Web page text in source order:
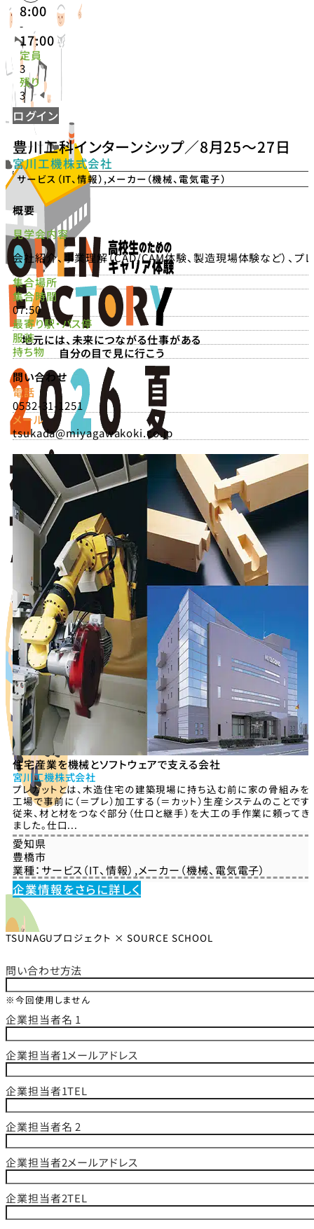
地元には、未来につながる仕事がある
自分の目で見に行こう
8:00
-
17:00
定員
3
残り
3
ログイン
豊川工科インターンシップ／8月25〜27日
宮川工機株式会社
サービス（IT、情報） ,メーカー（機械、電気電子）
概要
見学会内容
会社紹介、事業理解（CAD/CAM体験、製造現場体験など）、
集合場所
集合時間
07:50
最寄り駅・バス停
服装
持ち物
問い合わせ
電話
0532-31-1251
メール
tsukada@miyagawakoki.co.jp
住宅産業を機械とソフトウェアで支える会社
宮川工機株式会社
プレカットとは、木造住宅の建築現場に持ち込む前に家の骨組みを
工場で事前に（＝プレ）加工する（＝カット）生産システムのことです。
従来、材と材をつなぐ部分（仕口と継手）を大工の手作業に頼ってき
ました。仕口...
愛知県
豊橋市
業種： サービス（IT、情報） ,メーカー（機械、電気電子）
企業情報をさらに詳しく
TSUNAGUプロジェクト × SOURCE SCHOOL
問い合わせ方法
※今回使用しません
企業担当者名 1
企業担当者1メールアドレス
企業担当者1TEL
企業担当者名 2
企業担当者2メールアドレス
企業担当者2TEL